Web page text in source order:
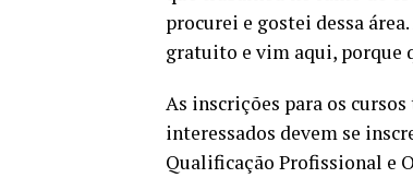
procurei e gostei dessa
gratuito e vim aqui, porque
As inscrições para os cursos
interessados devem se
Qualificação Profissional e